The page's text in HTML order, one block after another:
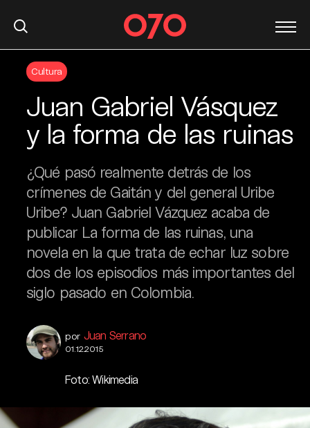
Cultura
Juan Gabriel Vásquez
y la forma de las ruinas
¿Qué pasó realmente detrás de los
crímenes de Gaitán y del general Uribe
Uribe? Juan Gabriel Vázquez acaba de
publicar La forma de las ruinas, una
novela en la que trata de echar luz sobre
dos de los episodios más importantes del
siglo pasado en Colombia.
por Juan Serrano
01.12.2015
Foto: Wikimedia